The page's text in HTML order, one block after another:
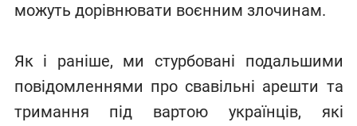
можуть дорівнювати воєнним злочинам.
Як і раніше, ми стурбовані подальшими
повідомленнями про свавільні арешти та
тримання під вартою українців, які